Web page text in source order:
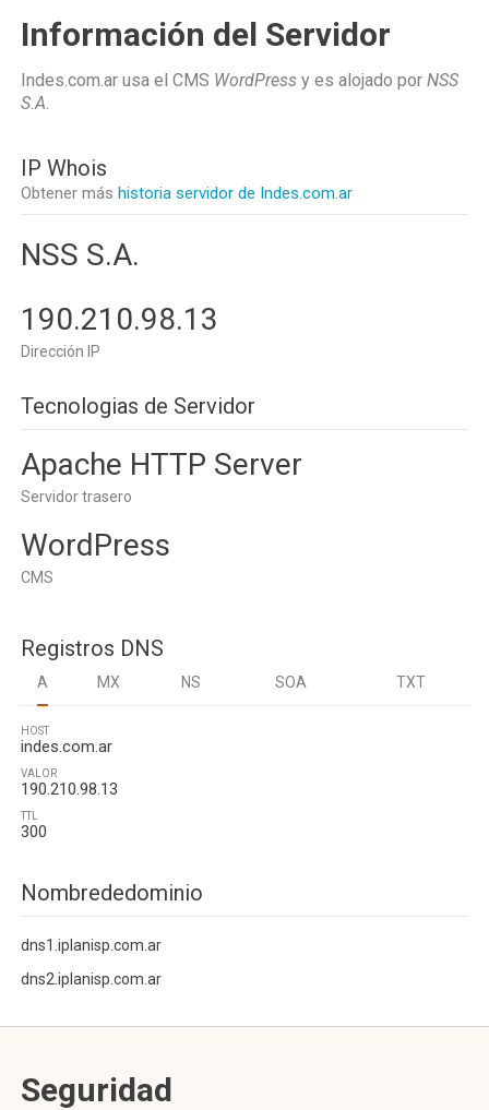
Información del Servidor
Indes.com.ar usa el CMS WordPress y es alojado por NSS
S.A.
IP Whois
Obtener más historia servidor de Indes.com.ar
NSS S.A.
190.210.98.13
Dirección IP
Tecnologias de Servidor
Apache HTTP Server
Servidor trasero
WordPress
CMS
Registros DNS
A MX NS SOA TXT
HOST
indes.com.ar
VALOR
190.210.98.13
TTL
300
Nombrededominio
dns1.iplanisp.com.ar
dns2.iplanisp.com.ar
Seguridad